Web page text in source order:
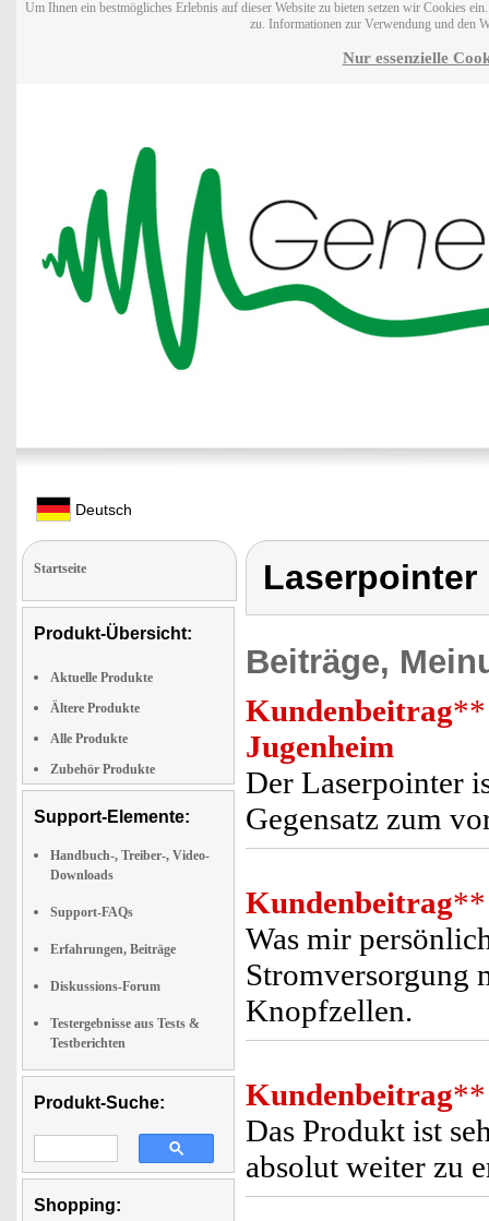
Um Ihnen ein bestmögliches Erlebnis auf dieser Website zu bieten setzen wir Cookies
zu. Informationen zur Verwendung und den
Nur essenzielle
Deutsch
Startseite
Produkt-Übersicht:
Aktuelle Produkte
Ältere Produkte
Alle Produkte
Zubehör Produkte
Support-Elemente:
Handbuch-, Treiber-, Video-
Downloads
Support-FAQs
Erfahrungen, Beiträge
Diskussions-Forum
Testergebnisse aus Tests &
Testberichten
Produkt-Suche:
Shopping:
Laserpointer
Beiträge,
Kundenbeitrag**
Jugenheim
Der Laserpointer
Gegensatz zum
Kundenbeitrag**
Was mir
Stromversorgung
Knopfzellen.
Kundenbeitrag**
Das Produkt ist
absolut weiter zu